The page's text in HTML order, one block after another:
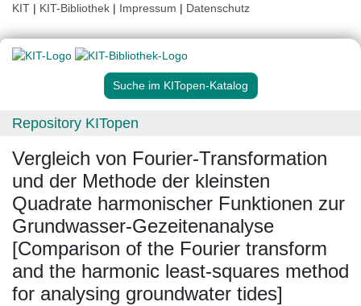
KIT | KIT-Bibliothek | Impressum | Datenschutz
Suche im KITopen-Katalog
Repository KITopen
Vergleich von Fourier-Transformation
und der Methode der kleinsten
Quadrate harmonischer Funktionen zur
Grundwasser-Gezeitenanalyse
[Comparison of the Fourier transform
and the harmonic least-squares method
for analysing groundwater tides]